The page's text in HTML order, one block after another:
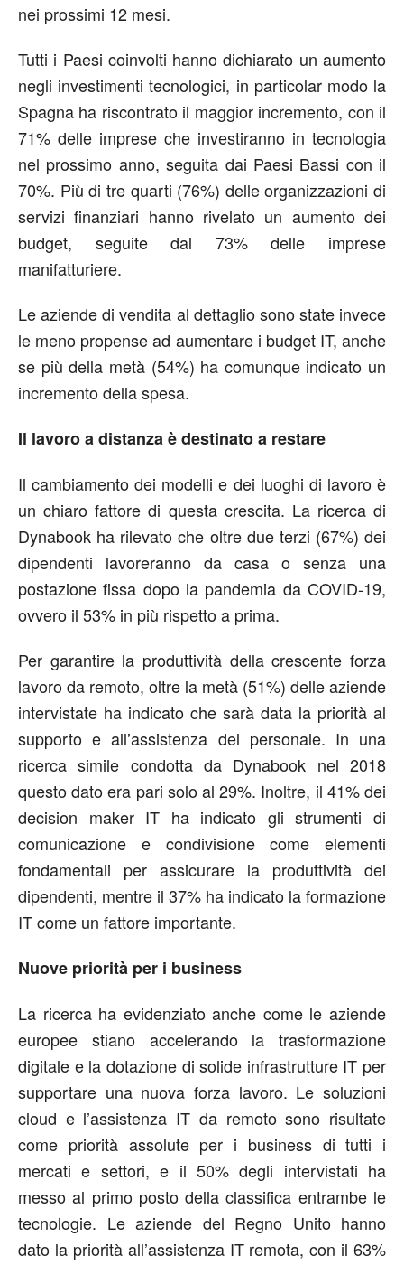
nei prossimi 12 mesi.
Tutti i Paesi coinvolti hanno dichiarato un aumento
negli investimenti tecnologici, in particolar modo la
Spagna ha riscontrato il maggior incremento, con il
71% delle imprese che investiranno in tecnologia
nel prossimo anno, seguita dai Paesi Bassi con il
70%. Più di tre quarti (76%) delle organizzazioni di
servizi finanziari hanno rivelato un aumento dei
budget, seguite dal 73% delle imprese
manifatturiere.
Le aziende di vendita al dettaglio sono state invece
le meno propense ad aumentare i budget IT, anche
se più della metà (54%) ha comunque indicato un
incremento della spesa.
Il lavoro a distanza è destinato a restare
Il cambiamento dei modelli e dei luoghi di lavoro è
un chiaro fattore di questa crescita. La ricerca di
Dynabook ha rilevato che oltre due terzi (67%) dei
dipendenti lavoreranno da casa o senza una
postazione fissa dopo la pandemia da COVID-19,
ovvero il 53% in più rispetto a prima.
Per garantire la produttività della crescente forza
lavoro da remoto, oltre la metà (51%) delle aziende
intervistate ha indicato che sarà data la priorità al
supporto e all’assistenza del personale. In una
ricerca simile condotta da Dynabook nel 2018
questo dato era pari solo al 29%. Inoltre, il 41% dei
decision maker IT ha indicato gli strumenti di
comunicazione e condivisione come elementi
fondamentali per assicurare la produttività dei
dipendenti, mentre il 37% ha indicato la formazione
IT come un fattore importante.
Nuove priorità per i business
La ricerca ha evidenziato anche come le aziende
europee stiano accelerando la trasformazione
digitale e la dotazione di solide infrastrutture IT per
supportare una nuova forza lavoro. Le soluzioni
cloud e l’assistenza IT da remoto sono risultate
come priorità assolute per i business di tutti i
mercati e settori, e il 50% degli intervistati ha
messo al primo posto della classifica entrambe le
tecnologie. Le aziende del Regno Unito hanno
dato la priorità all’assistenza IT remota, con il 63%